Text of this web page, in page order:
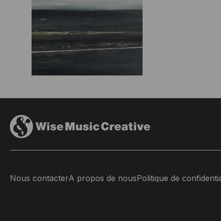
Nous contacterA propos de nousPolitique de